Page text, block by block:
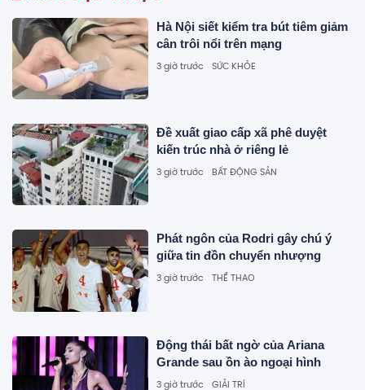
Hà Nội siết kiểm tra bút tiêm giảm
cân trôi nổi trên mạng
3 giờ trước SỨC KHỎE
Đề xuất giao cấp xã phê duyệt
kiến trúc nhà ở riêng lẻ
3 giờ trước BẤT ĐỘNG SẢN
Phát ngôn của Rodri gây chú ý
giữa tin đồn chuyển nhượng
3 giờ trước THỂ THAO
Động thái bất ngờ của Ariana
Grande sau ồn ào ngoại hình
3 giờ trước GIẢI TRÍ